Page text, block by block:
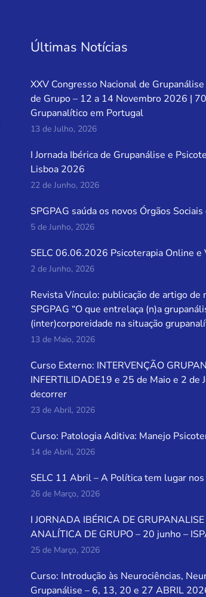
Últimas Notícias
XXV Congresso Nacional de
de Grupo – 12 a 14 Novembro 2026 |
Grupanalítico em Portugal
13 de Julho, 2026
I Jornada Ibérica de Grupanálise e
Lisboa 2026
22 de Junho, 2026
SPGPAG saúda os novos Órgãos
5 de Junho, 2026
SELC 06.06.2026 Psicoterapia Online e
2 de Junho, 2026
Revista Vínculo: publicação de artigo
SPGPAG “O que entrelaça (n)a
(inter)corporeidade na situação
13 de Maio, 2026
Curso Externo: INTERVENÇÃO
INFERTILIDADE19 e 25 de Maio e 2 de
decorrer
23 de Abril, 2026
Curso: Patologia Aditiva: Manejo
14 de Abril, 2026
SELC 11 Abril – A Política tem lugar
26 de Março, 2026
I JORNADA IBÉRICA DE
ANALÍTICA DE GRUPO – 20 junho –
25 de Março, 2026
Curso: Introdução às Neurociências,
Grupanálise – 6, 13, 20 e 27 ABRIL